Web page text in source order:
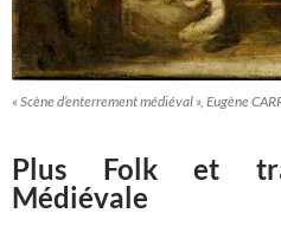
« Scène d’enterrement médiéval », Eugène
Plus Folk et
Médiévale